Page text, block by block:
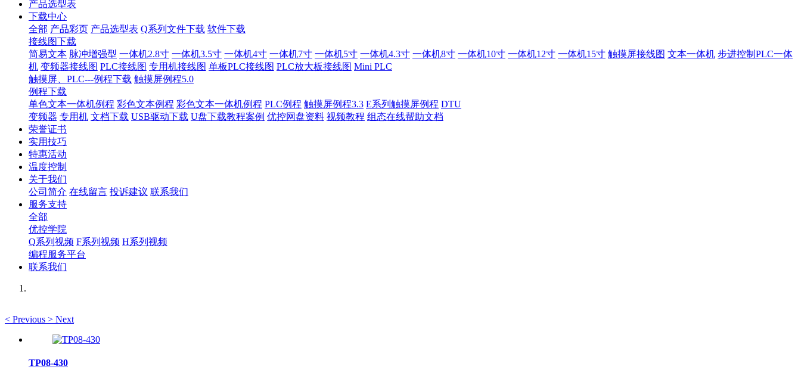
产品选型表
下载中心
全部 产品彩页 产品选型表 Q系列文件下载 软件下载
接线图下载
简易文本 脉冲增强型 一体机2.8寸 一体机3.5寸 一体机4寸 一体机7寸 一体机5寸 一体机4.3寸 一体机8寸 一体机10寸 一体机12寸 一体机15寸 触摸屏接线图 文本一体机 步进控制PLC一体
机 变频器接线图 PLC接线图 专用机接线图 单板PLC接线图 PLC放大板接线图 Mini PLC
触摸屏、PLC---例程下载 触摸屏例程5.0
例程下载
单色文本一体机例程 彩色文本例程 彩色文本一体机例程 PLC例程 触摸屏例程3.3 E系列触摸屏例程 DTU
变频器 专用机 文档下载 USB驱动下载 U盘下载教程案例 优控网盘资料 视频教程 组态在线帮助文档
荣誉证书
实用技巧
特惠活动
温度控制
关于我们
公司简介 在线留言 投诉建议 联系我们
服务支持
全部
优控学院
Q系列视频 F系列视频 H系列视频
编程服务平台
联系我们
< Previous > Next
TP08-430